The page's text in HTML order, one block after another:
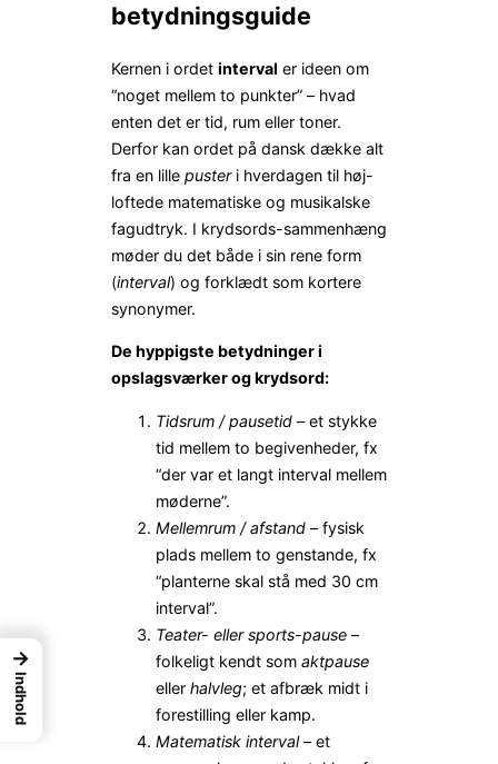
betydningsguide
Kernen i ordet interval er ideen om
“noget mellem to punkter” – hvad
enten det er tid, rum eller toner.
Derfor kan ordet på dansk dække alt
fra en lille pusteri hverdagen til høj-
loftede matematiske og musikalske
fagudtryk. I krydsords-sammenhæng
møder du det både i sin rene form
(interval) og forklædt som kortere
synonymer.
De hyppigste betydninger i
opslagsværker og krydsord:
Tidsrum / pausetid – et stykke
tid mellem to begivenheder, fx
“der var et langt interval mellem
møderne”.
Mellemrum / afstand – fysisk
plads mellem to genstande, fx
“planterne skal stå med 30 cm
interval”.
Teater- eller sports-pause –
folkeligt kendt som aktpause
eller halvleg; et afbræk midt i
forestilling eller kamp.
Matematisk interval– et
→
Indhold